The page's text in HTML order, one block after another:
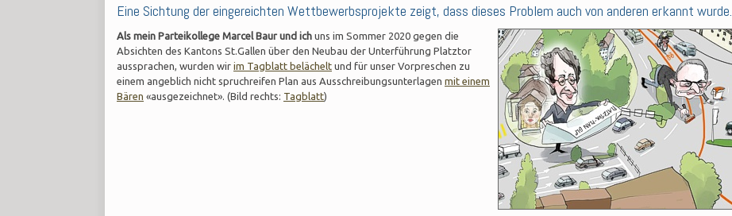
Eine Sichtung der eingereichten Wettbewerbsprojekte zeigt, dass dieses Problem auch von anderen erkannt wurde.
Als mein Parteikollege Marcel Baur und ich uns im Sommer 2020 gegen die
Absichten des Kantons St.Gallen über den Neubau der Unterführung Platztor
aussprachen, wurden wir im Tagblatt belächelt und für unser Vorpreschen zu
einem angeblich nicht spruchreifen Plan aus Ausschreibungsunterlagen mit einem
Bären «ausgezeichnet». (Bild rechts: Tagblatt)